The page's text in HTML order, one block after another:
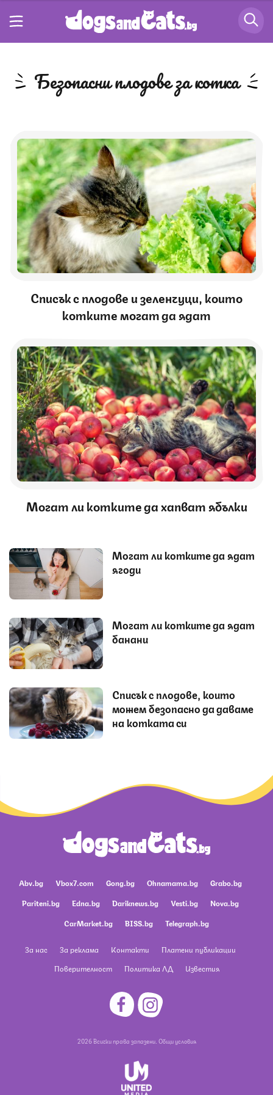
безопасни плодове за котка
Списък с плодове и зеленчуци, които
котките могат да ядат
Могат ли котките да хапват ябълки
Могат ли котките да ядат
ягоди
Могат ли котките да ядат
банани
Списък с плодове, които
можем безопасно да даваме
на котката си
Abv.bg Vbox7.com Gong.bg Ohnamama.bg
Grabo.bg
Pariteni.bg
Edna.bg Dariknews.bg Vesti.bg
Nova.bg
CarMarket.bg
BISS.bg Telegraph.bg
За нас За реклама Контакти
Платени публикации
Поверителност
Политика ЛД Известия
2026 Всички права запазени. Общи условия